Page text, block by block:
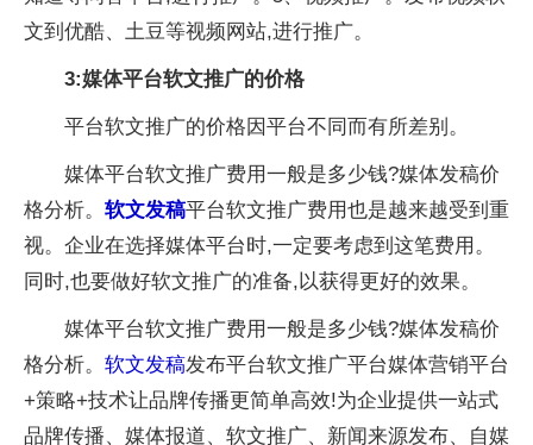
文到优酷、土豆等视频网站,进行推广。
3:媒体平台软文推广的价格
平台软文推广的价格因平台不同而有所差别。
媒体平台软文推广费用一般是多少钱?媒体发稿价
格分析。 软文发稿平台软文推广费用也是越来越受到重
视。企业在选择媒体平台时,一定要考虑到这笔费用。
同时,也要做好软文推广的准备,以获得更好的效果。
媒体平台软文推广费用一般是多少钱?媒体发稿价
格分析。 软文发稿发布平台软文推广平台媒体营销平台
+策略+技术让品牌传播更简单高效!为企业提供一站式
品牌传播、媒体报道、软文推广、新闻来源发布、自媒